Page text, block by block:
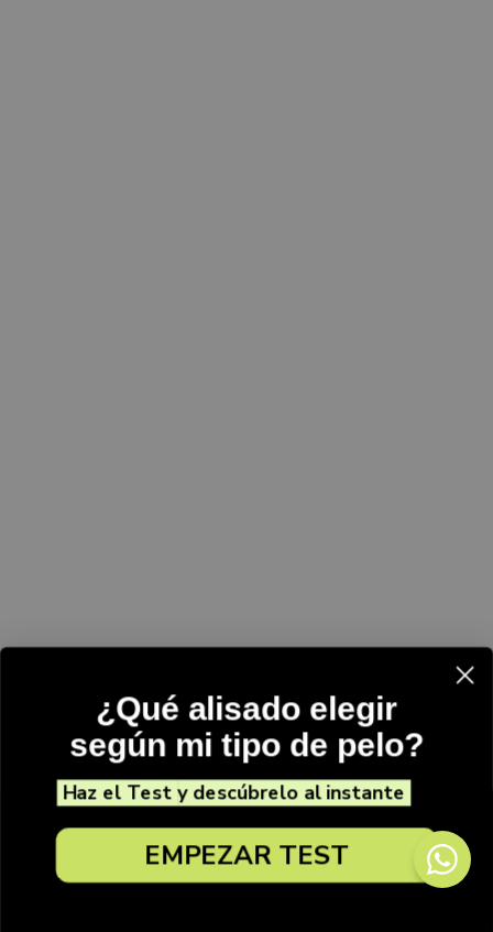
¿Qué alisado elegir
según mi tipo de pelo?
Haz el Test y descúbrelo al instante
EMPEZAR TEST